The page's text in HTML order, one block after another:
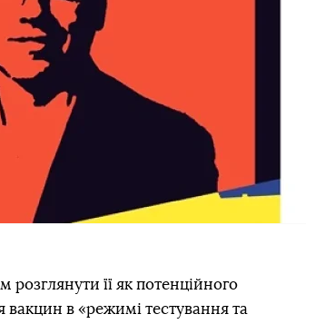
її як потенційного
в «режимі тестування та